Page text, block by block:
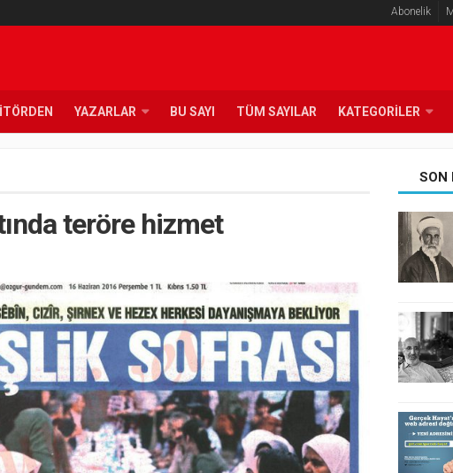
Abonelik
YAZARLAR BU SAYI TÜM SAYILAR KATEGORILER
teröre hizmet
SON